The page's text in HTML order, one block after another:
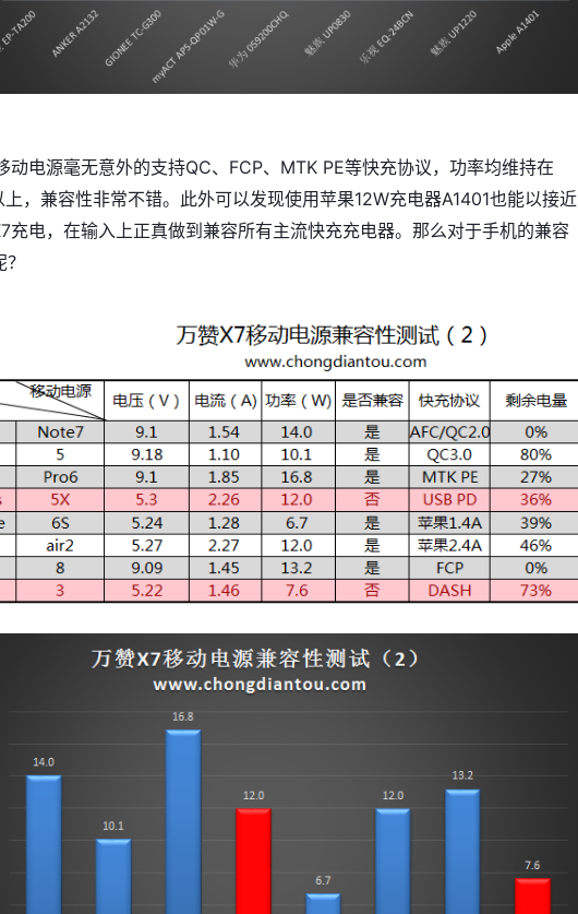
动电源毫无意外的支持QC、FCP、MTK PE等快充协议，功率均维持在
上，兼容性非常不错。此外可以发现使用苹果12W充电器A1401也能以接近
充电，在输入上正真做到兼容所有主流快充充电器。那么对于手机的兼容